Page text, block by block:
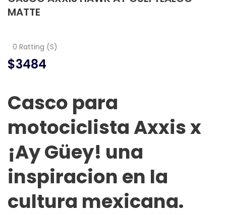
MATTE
0 Ratting (S)
$3484
Casco para
motociclista Axxis x
¡Ay Güey! una
inspiracion en la
cultura mexicana.